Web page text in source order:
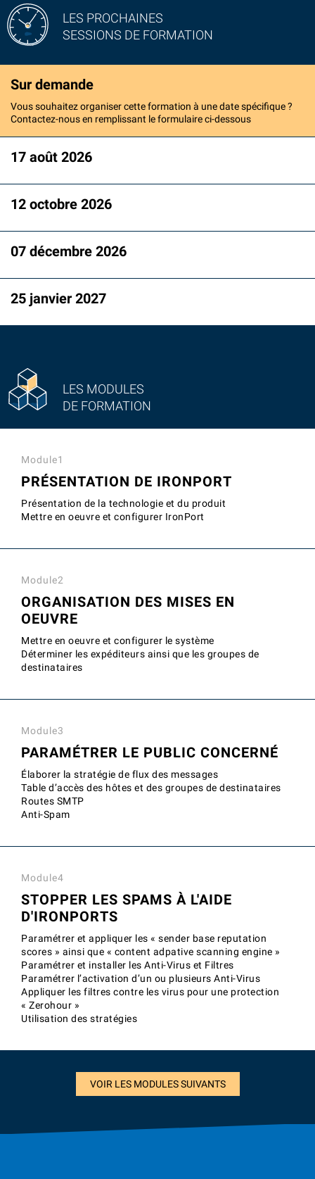
LES MODULES
DE FORMATION
Module1
PRÉSENTATION DE IRONPORT
Présentation de la technologie et du produit
Mettre en oeuvre et configurer IronPort
Module2
ORGANISATION DES MISES EN
OEUVRE
Mettre en oeuvre et configurer le système
Déterminer les expéditeurs ainsi que les groupes de
destinataires
Module3
PARAMÉTRER LE PUBLIC CONCERNÉ
Élaborer la stratégie de flux des messages
Table d’accès des hôtes et des groupes de destinataires
Routes SMTP
Anti-Spam
Module4
STOPPER LES SPAMS À L'AIDE
D'IRONPORTS
Paramétrer et appliquer les « sender base reputation
scores » ainsi que « content adpative scanning engine »
Paramétrer et installer les Anti-Virus et Filtres
Paramétrer l’activation d’un ou plusieurs Anti-Virus
Appliquer les filtres contre les virus pour une protection
« Zerohour »
Utilisation des stratégies
VOIR LES MODULES SUIVANTS
LES PROCHAINES
SESSIONS DE FORMATION
Sur demande
Vous souhaitez organiser cette formation à une date spécifique ?
Contactez-nous en remplissant le formulaire ci-dessous
17 août 2026
12 octobre 2026
07 décembre 2026
25 janvier 2027